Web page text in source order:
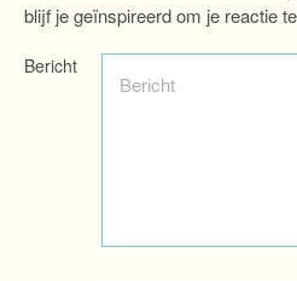
blijf je geïnspireerd om je reactie
Bericht